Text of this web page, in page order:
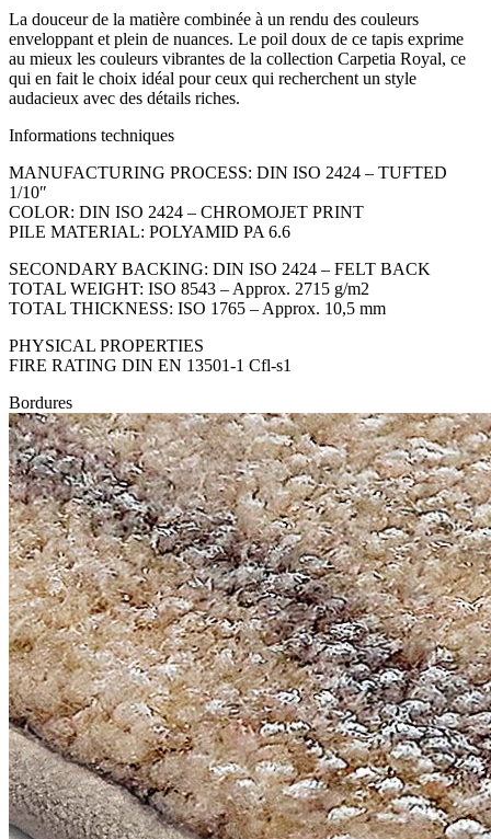
La douceur de la matière combinée à un rendu des couleurs
enveloppant et plein de nuances. Le poil doux de ce tapis exprime
au mieux les couleurs vibrantes de la collection Carpetia Royal, ce
qui en fait le choix idéal pour ceux qui recherchent un style
audacieux avec des détails riches.
Informations techniques
MANUFACTURING PROCESS: DIN ISO 2424 – TUFTED
1/10″
COLOR: DIN ISO 2424 – CHROMOJET PRINT
PILE MATERIAL: POLYAMID PA 6.6
SECONDARY BACKING: DIN ISO 2424 – FELT BACK
TOTAL WEIGHT: ISO 8543 – Approx. 2715 g/m2
TOTAL THICKNESS: ISO 1765 – Approx. 10,5 mm
PHYSICAL PROPERTIES
FIRE RATING DIN EN 13501-1 Cfl-s1
Bordures